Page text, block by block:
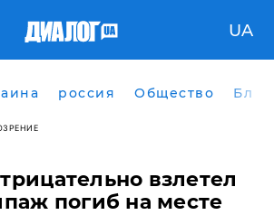
UA
россия Общество
взлетел
погиб на месте